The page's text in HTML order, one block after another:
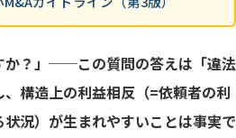
か？」──この質問の答えは「違法
構造上の利益相反（=依頼者の利
況）が生まれやすいことは事実で